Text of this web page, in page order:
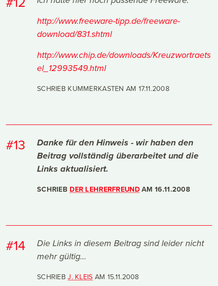
http://www.freeware-tipp.de/freeware-
download/831.shtml
http://www.chip.de/downloads/Kreuzwortraets
el_12993549.html
SCHRIEB KUMMERKASTEN AM 17.11.2008
#13
Danke für den Hinweis - wir haben den
Beitrag vollständig überarbeitet und die
Links aktualisiert.
SCHRIEB DER LEHRERFREUNDAM16.11.2008
#14
Die Links in diesem Beitrag sind leider nicht
mehr gültig…
SCHRIEBJ. KLEIS AM 15.11.2008